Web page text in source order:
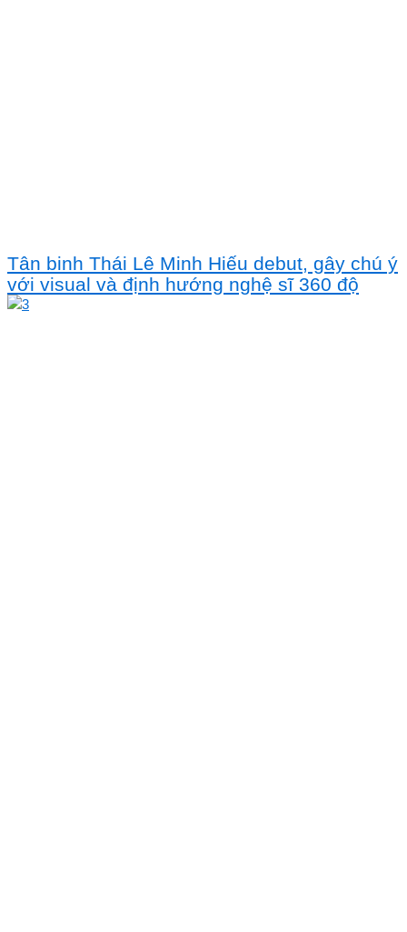
Tân binh Thái Lê Minh Hiếu debut, gây chú ý
với visual và định hướng nghệ sĩ 360 độ